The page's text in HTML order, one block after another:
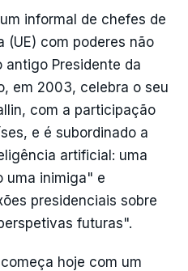
informal de chefes de
(UE) com poderes não
Presidente da
em 2003, celebra o seu
com a participação
e é subordinado a
artificial: uma
uma inimiga" e
presidenciais sobre
futuras".
hoje com um